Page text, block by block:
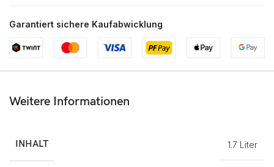
Garantiert sichere Kaufabwicklung
Weitere Informationen
INHALT 1.7 Liter